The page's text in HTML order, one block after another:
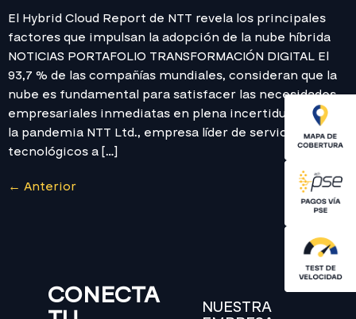
El Hybrid Cloud Report de NTT revela los principales
factores que impulsan la adopción de la nube híbrida
NOTICIAS PORTAFOLIO TRANSFORMACIÓN DIGITAL El
93,7 % de las compañías mundiales, consideran que la
nube es fundamental para satisfacer las necesidades
empresariales inmediatas en plena incertidumbre por
la pandemia NTT Ltd., empresa líder de servicios
tecnológicos a […]
← Anterior
CONECTA NUESTRA